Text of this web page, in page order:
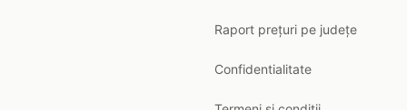
Raport prețuri pe județe
Confidentialitate